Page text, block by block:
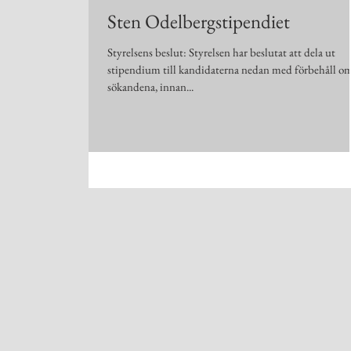
Sten Odelbergstipendiet
Styrelsens beslut: Styrelsen har beslutat att dela ut
stipendium till kandidaterna nedan med förbehåll
sökandena, innan...